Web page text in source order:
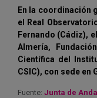
En la coordinación
el Real
Fernando (Cádiz),
Almería,
Científica del
CSIC), con sede en
Fuente: Junta de